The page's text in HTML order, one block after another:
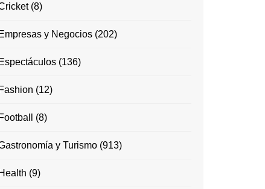
(8)
Empresas y Negocios (202)
Espectáculos (136)
Fashion (12)
Football (8)
y Turismo (913)
Health (9)